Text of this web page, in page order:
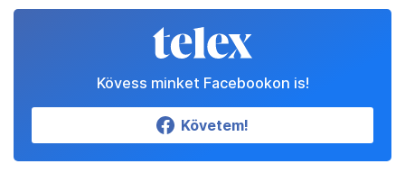
Kövess minket Facebookon is!
Követem!